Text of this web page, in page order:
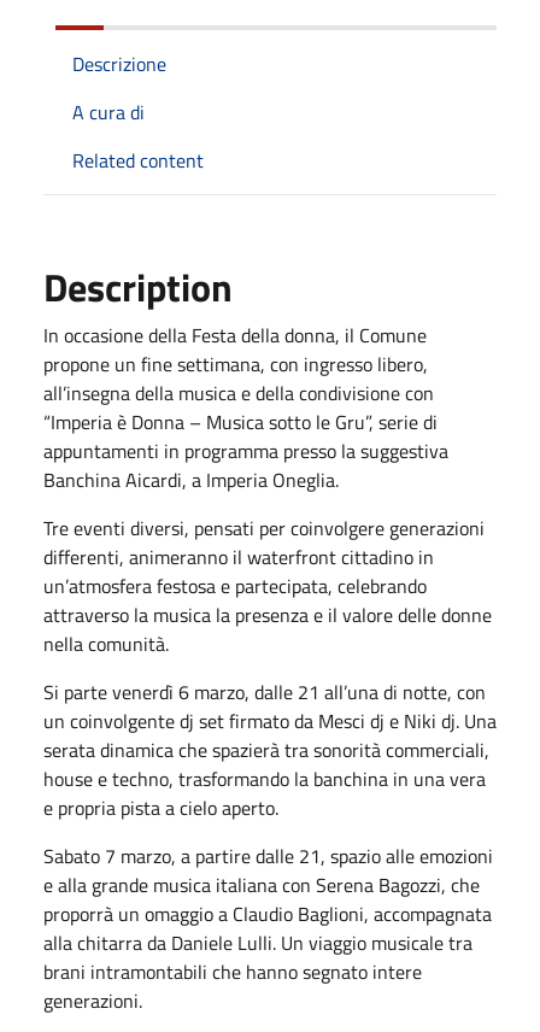
Descrizione
A cura di
Related content
Description
In occasione della Festa della donna, il Comune
propone un fine settimana, con ingresso libero,
all’insegna della musica e della condivisione con
“Imperia è Donna – Musica sotto le Gru”, serie di
appuntamenti in programma presso la suggestiva
Banchina Aicardi, a Imperia Oneglia.
Tre eventi diversi, pensati per coinvolgere generazioni
differenti, animeranno il waterfront cittadino in
un’atmosfera festosa e partecipata, celebrando
attraverso la musica la presenza e il valore delle donne
nella comunità.
Si parte venerdì 6 marzo, dalle 21 all’una di notte, con
un coinvolgente dj setfirmato da Mesci dj e Niki dj. Una
serata dinamica che spazierà tra sonorità commerciali,
house e techno, trasformando la banchina in una vera
e propria pista a cielo aperto.
Sabato 7 marzo, a partire dalle 21, spazio alle emozioni
e alla grande musica italiana con Serena Bagozzi, che
proporrà un omaggio a Claudio Baglioni, accompagnata
alla chitarra da Daniele Lulli. Un viaggio musicale tra
brani intramontabili che hanno segnato intere
generazioni.